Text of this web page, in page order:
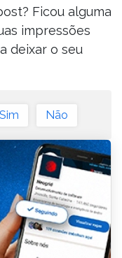
Ficou alguma
impressões
deixar o seu
Sim Não